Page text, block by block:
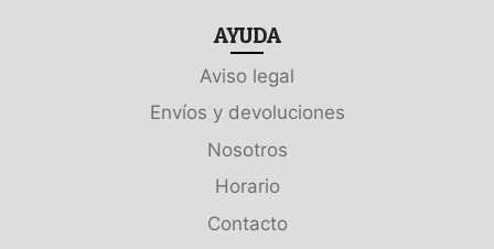
AYUDA
Aviso legal
Envíos y devoluciones
Nosotros
Horario
Contacto